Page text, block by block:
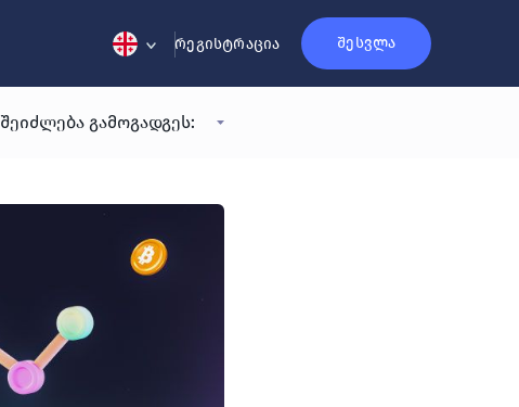
რეგისტრაცია შესვლა
შეიძლება გამოგადგეს: